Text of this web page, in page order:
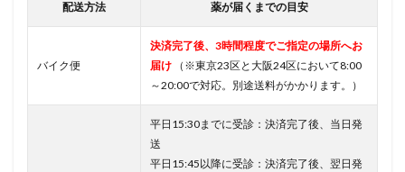
配送方法 薬が届くまでの目安
バイク便
決済完了後、3時間程度でご指定の場所へお
届け （※東京23区と大阪24区において8:00
～20:00で対応。別途送料がかかります。）
平日15:30までに受診：決済完了後、当日発
送
平日15:45以降に受診：決済完了後、翌日発